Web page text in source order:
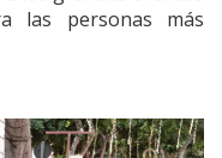
las personas más